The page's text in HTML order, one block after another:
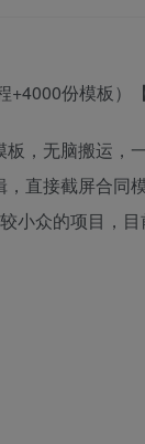
，无脑搬运，
直接截屏合同
小众的项目，